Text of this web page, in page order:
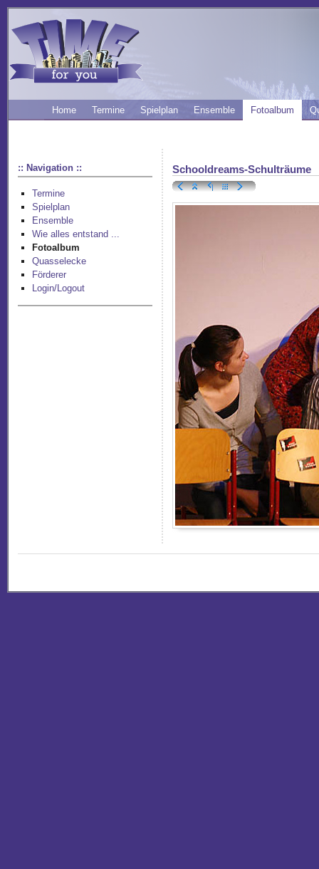
Home Termine Spielplan Ensemble Fotoalbum
:: Navigation ::
Termine
Spielplan
Ensemble
Wie alles entstand ...
Fotoalbum
Quasselecke
Förderer
Login/Logout
Schooldreams-Schulträume